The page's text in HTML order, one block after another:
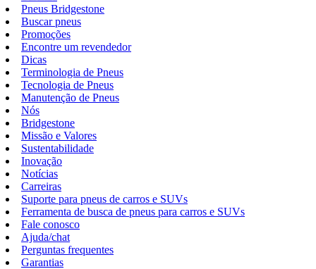
Pneus Bridgestone
Buscar pneus
Promoções
Encontre um revendedor
Dicas
Terminologia de Pneus
Tecnologia de Pneus
Manutenção de Pneus
Nós
Bridgestone
Missão e Valores
Sustentabilidade
Inovação
Notícias
Carreiras
Suporte para pneus de carros e SUVs
Ferramenta de busca de pneus para carros e SUVs
Fale conosco
Ajuda/chat
Perguntas frequentes
Garantias